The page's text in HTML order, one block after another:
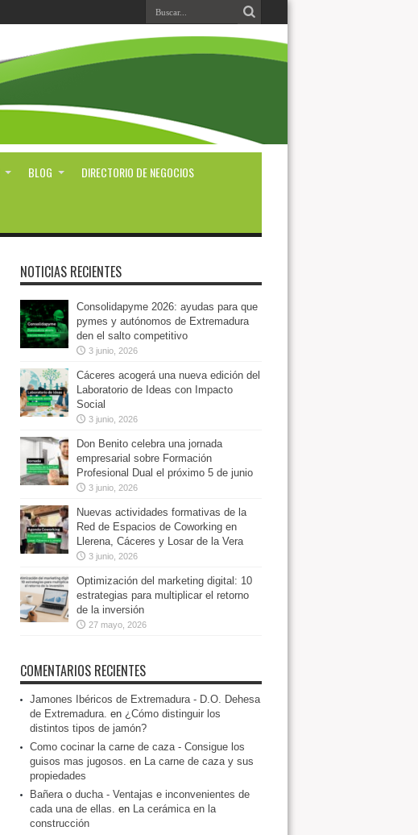
BLOG DIRECTORIO DE NEGOCIOS
NOTICIAS RECIENTES
Consolidapyme 2026: ayudas para que
pymes y autónomos de Extremadura
den el salto competitivo
3 junio, 2026
Cáceres acogerá una nueva edición del
Laboratorio de Ideas con Impacto
Social
3 junio, 2026
Don Benito celebra una jornada
empresarial sobre Formación
Profesional Dual el próximo 5 de junio
3 junio, 2026
Nuevas actividades formativas de la
Red de Espacios de Coworking en
Llerena, Cáceres y Losar de la Vera
3 junio, 2026
Optimización del marketing digital: 10
estrategias para multiplicar el retorno
de la inversión
27 mayo, 2026
COMENTARIOS RECIENTES
Jamones Ibéricos de Extremadura - D.O. Dehesa
de Extremadura. en ¿Cómo distinguir los
distintos tipos de jamón?
Como cocinar la carne de caza - Consigue los
guisos mas jugosos. en La carne de caza y sus
propiedades
Bañera o ducha - Ventajas e inconvenientes de
cada una de ellas. en La cerámica en la
construcción